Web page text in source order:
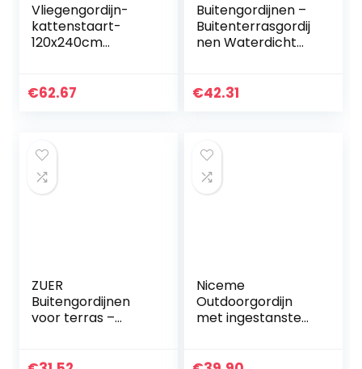
Vliegengordijn-
kattenstaart-
120x240cm
€62.67
Buitengordijnen –
Buitenterrasgordij
nen Waterdicht
Thermische
€42.31
ZUER
Buitengordijnen
voor terras –
Niceme
Outdoorgordijn
met ingestanste